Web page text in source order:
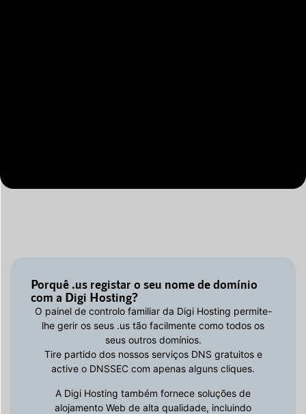
Porquê .us registar o seu nome de domínio
com a Digi Hosting?
O painel de controlo familiar da Digi Hosting permite-
lhe gerir os seus .us tão facilmente como todos os
seus outros domínios.
Tire partido dos nossos serviços DNS gratuitos e
active o DNSSEC com apenas alguns cliques.
A Digi Hosting também fornece soluções de
alojamento Web de alta qualidade, incluindo